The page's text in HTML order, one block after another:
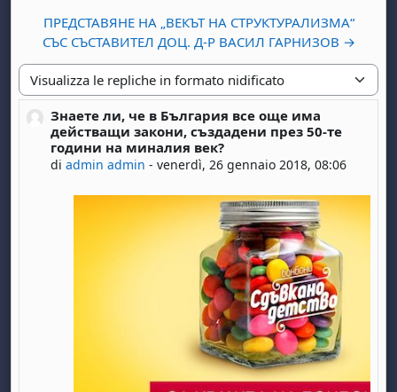
ПРЕДСТАВЯНЕ НА „ВЕКЪТ НА СТРУКТУРАЛИЗМА“
СЪС СЪСТАВИТЕЛ ДОЦ. Д-Р ВАСИЛ ГАРНИЗОВ →
Modalità visualizzazione
Знаете ли, че в България все още има
действащи закони, създадени през 50-те
години на миналия век?
diadmin admin -venerdì, 26 gennaio 2018, 08:06
Numero di risposte: 0